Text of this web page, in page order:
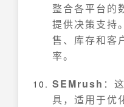
整合各平台的
提供决策支持
售、库存和客
率。
SEMrush ：
具，适用于优